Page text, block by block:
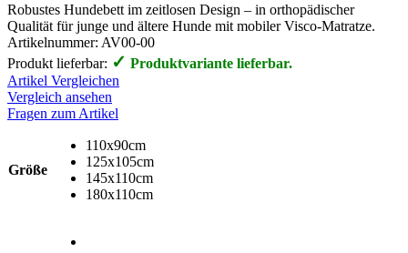
Robustes Hundebett im zeitlosen Design – in orthopädischer
Qualität für junge und ältere Hunde mit mobiler Visco-Matratze.
Artikelnummer: AV00-00
Produkt lieferbar: ✓ Produktvariante lieferbar.
Artikel Vergleichen
Vergleich ansehen
Fragen zum Artikel
Größe
110x90cm
125x105cm
145x110cm
180x110cm